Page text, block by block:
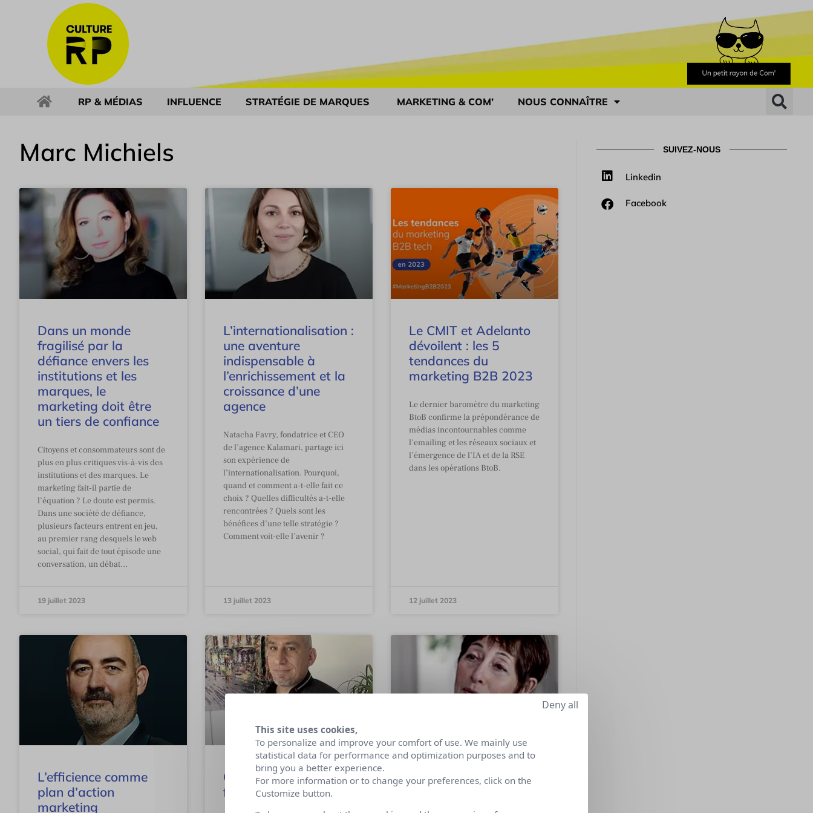
RP & MÉDIAS INFLUENCE STRATÉGIE DE MARQUES MARKETING & COM’ NOUS CONNAÎTRE
Marc Michiels
Dans un monde
fragilisé par la
défiance envers les
institutions et les
marques, le
marketing doit être
un tiers de confiance
Citoyens et consommateurs sont de
plus en plus critiques vis-à-vis des
institutions et des marques. Le
marketing fait-il partie de
l’équation ? Le doute est permis.
Dans une société de défiance,
plusieurs facteurs entrent en jeu,
au premier rang desquels le web
social, qui fait de tout épisode une
conversation, un débat…
19 juillet 2023
L’internationalisation :
une aventure
indispensable à
l’enrichissement et la
croissance d’une
agence
Natacha Favry, fondatrice et CEO
de l’agence Kalamari, partage ici
son expérience de
l’internationalisation. Pourquoi,
quand et comment a-t-elle fait ce
choix ? Quelles difficultés a-t-elle
rencontrées ? Quels sont les
bénéfices d’une telle stratégie ?
Comment voit-elle l’avenir ?
13 juillet 2023
Le CMIT et Adelanto
dévoilent : les 5
tendances du
marketing B2B 2023
Le dernier baromètre du marketing
BtoB confirme la prépondérance de
médias incontournables comme
l’emailing et les réseaux sociaux et
l’émergence de l’IA et de la RSE
dans les opérations BtoB.
12 juillet 2023
L’efficience comme
plan d’action
marketing
ChatGPT, sauveur ou
fossoyeur des RP ?
Le marketing ne peut
marques qui n’ont
SUIVEZ-NOUS
Linkedin
Facebook
This site uses cookies,
To personalize and improve your comfort of use. We mainly use
statistical data for performance and optimization purposes and to
bring you a better experience.
For more information or to change your preferences, click on the
Customize button.
Deny all